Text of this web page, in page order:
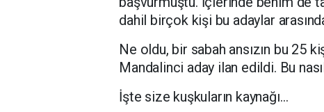
dahil birçok kişi bu adaylar
Ne oldu, bir sabah ansızın bu 25
Mandalinci aday ilan edildi. Bu
İşte size kuşkuların kaynağı…